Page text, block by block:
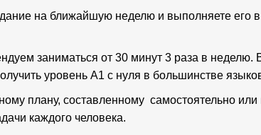
на ближайшую неделю и выполняете его
заниматься от 30 минут 3 раза в неделю.
уровень А1 с нуля в большинстве
плану, составленному самостоятельно
каждого человека.